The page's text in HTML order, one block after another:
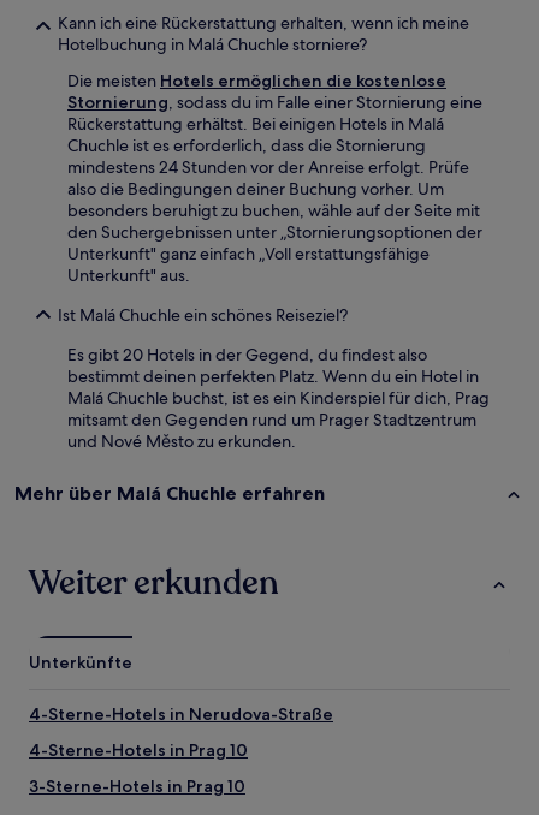
Kann ich eine Rückerstattung erhalten, wenn ich meine
Hotelbuchung in Malá Chuchle storniere?
Die meisten Hotels ermöglichen die kostenlose
Stornierung, sodass du im Falle einer Stornierung eine
Rückerstattung erhältst. Bei einigen Hotels in Malá
Chuchle ist es erforderlich, dass die Stornierung
mindestens 24 Stunden vor der Anreise erfolgt. Prüfe
also die Bedingungen deiner Buchung vorher. Um
besonders beruhigt zu buchen, wähle auf der Seite mit
den Suchergebnissen unter „Stornierungsoptionen der
Unterkunft" ganz einfach „Voll erstattungsfähige
Unterkunft" aus.
Ist Malá Chuchle ein schönes Reiseziel?
Es gibt 20 Hotels in der Gegend, du findest also
bestimmt deinen perfekten Platz. Wenn du ein Hotel in
Malá Chuchle buchst, ist es ein Kinderspiel für dich, Prag
mitsamt den Gegenden rund um Prager Stadtzentrum
und Nové Město zu erkunden.
Mehr über Malá Chuchle erfahren
Weiter erkunden
Unterkünfte
4-Sterne-Hotels in Nerudova-Straße
4-Sterne-Hotels in Prag 10
3-Sterne-Hotels in Prag 10